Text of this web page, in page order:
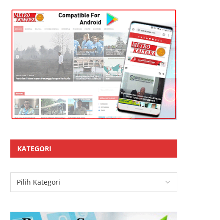
KATEGORI